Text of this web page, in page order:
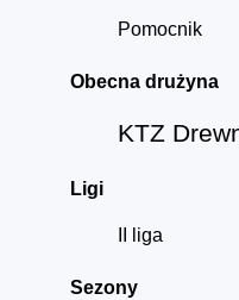
Pomocnik
Obecna drużyna
KTZ
Ligi
II liga
Sezony